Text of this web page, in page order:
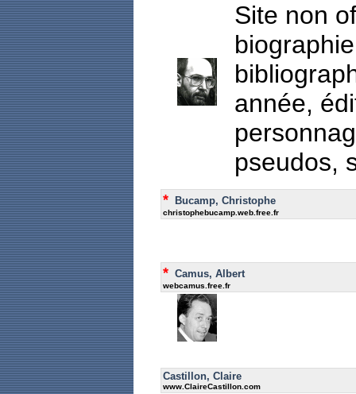
Site non
année,
pseudos,
* Bucamp, Christophe
christophebucamp.web.free.fr
* Camus, Albert
webcamus.free.fr
Castillon, Claire
www.ClaireCastillon.com